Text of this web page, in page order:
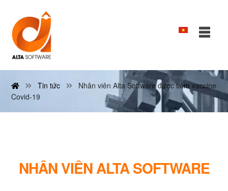
Tin tức
Nhân viên Alta Software được tiêm vaccine
Covid-19
NHÂN VIÊN ALTA SOFTWARE